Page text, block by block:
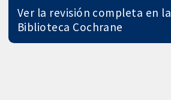
Ver la revisión completa en la
Biblioteca Cochrane